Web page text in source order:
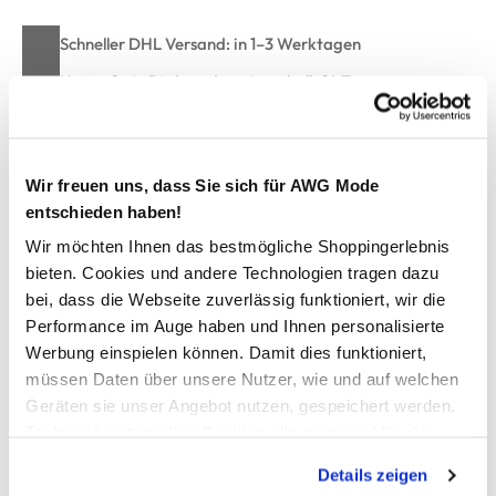
Wir freuen uns, dass Sie sich für AWG Mode
entschieden haben!
Wir möchten Ihnen das bestmögliche Shoppingerlebnis
bieten. Cookies und andere Technologien tragen dazu
bei, dass die Webseite zuverlässig funktioniert, wir die
Performance im Auge haben und Ihnen personalisierte
Werbung einspielen können. Damit dies funktioniert,
müssen Daten über unsere Nutzer, wie und auf welchen
Geräten sie unser Angebot nutzen, gespeichert werden.
werden, werden bei der Nutzung der Webseite auf jeden
Details zeigen
Schneller DHL Versand: in 1–3 Werktagen
Kostenfreie Rücksendung innerhalb 14 Tage
Kostenlose Filiallieferung in Ihre Wunschfiliale
Zur Wunschliste hinzufügen
Damen Bluse mit Print
schicke Bluse von Lisa Tossa
mit klassischem Blusenkragen
mit Serafinoausschnitt